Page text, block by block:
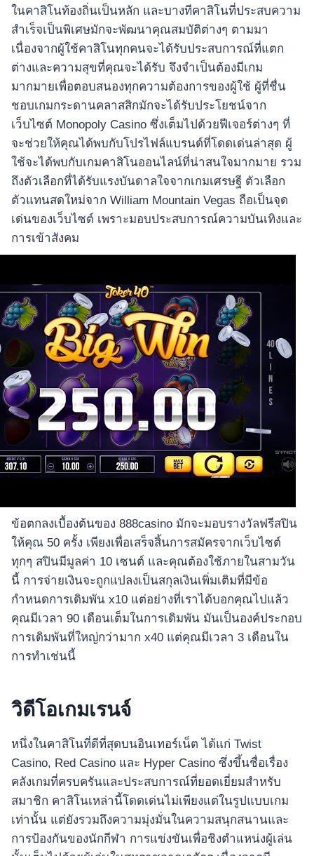
อุปกรณ์เพื่อความบันเทิง
อุปกรณ์เพื่อความบันเทิง
หูฟัง
ลำโพง
โทรทัศน์
สินค้าตามแบรนด์
ในคาสิโนท้องถิ่นเป็นหลัก และบางทีคาสิโนที่ประสบความ
สำเร็จเป็นพิเศษมักจะพัฒนาคุณสมบัติต่างๆ ตามมา
เนื่องจากผู้ใช้คาสิโนทุกคนจะได้รับประสบการณ์ที่แตก
ต่างและความสุขที่คุณจะได้รับ จึงจำเป็นต้องมีเกม
มากมายเพื่อตอบสนองทุกความต้องการของผู้ใช้ ผู้ที่ชื่น
ชอบเกมกระดานคลาสสิกมักจะได้รับประโยชน์จาก
เว็บไซต์ Monopoly Casino ซึ่งเต็มไปด้วยฟีเจอร์ต่างๆ ที่
จะช่วยให้คุณได้พบกับโปรไฟล์แบรนด์ที่โดดเด่นล่าสุด ผู้
ใช้จะได้พบกับเกมคาสิโนออนไลน์ที่น่าสนใจมากมาย รวม
ถึงตัวเลือกที่ได้รับแรงบันดาลใจจากเกมเศรษฐี ตัวเลือก
ตัวแทนสดใหม่จาก William Mountain Vegas ถือเป็นจุด
เด่นของเว็บไซต์ เพราะมอบประสบการณ์ความบันเทิงและ
การเข้าสังคม
ข้อตกลงเบื้องต้นของ 888casino มักจะมอบรางวัลฟรีสปิน
ให้คุณ 50 ครั้ง เพียงเพื่อเสร็จสิ้นการสมัครจากเว็บไซต์
ทุกๆ สปินมีมูลค่า 10 เซนต์ และคุณต้องใช้ภายในสามวัน
นี้ การจ่ายเงินจะถูกแปลงเป็นสกุลเงินเพิ่มเติมที่มีข้อ
กำหนดการเดิมพัน x10 แต่อย่างที่เราได้บอกคุณไปแล้ว
คุณมีเวลา 90 เดือนเต็มในการเดิมพัน มันเป็นองค์ประกอบ
การเดิมพันที่ใหญ่กว่ามาก x40 แต่คุณมีเวลา 3 เดือนใน
การทำเช่นนี้
วิดีโอเกมเรนจ์
หนึ่งในคาสิโนที่ดีที่สุดบนอินเทอร์เน็ต ได้แก่ Twist
Casino, Red Casino และ Hyper Casino ซึ่งขึ้นชื่อเรื่อง
คลังเกมที่ครบครันและประสบการณ์ที่ยอดเยี่ยมสำหรับ
สมาชิก คาสิโนเหล่านี้โดดเด่นไม่เพียงแต่ในรูปแบบเกม
เท่านั้น แต่ยังรวมถึงความมุ่งมั่นในความสนุกสนานและ
การป้องกันของนักกีฬา การแข่งขันเพื่อชิงตำแหน่งผู้เล่น